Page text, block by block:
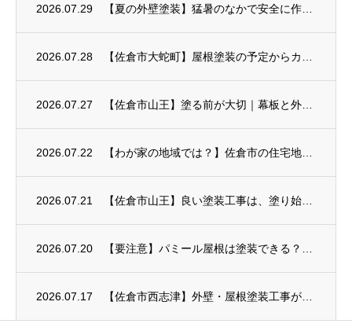
2026.07.29
2026.07.28
2026.07.27
2026.07.22
2026.07.21
2026.07.20
2026.07.17